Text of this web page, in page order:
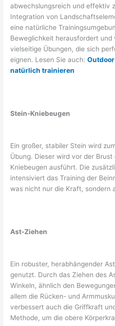
abwechslungsreich und effektiv
Integration von
eine natürliche
Beweglichkeit herausfordert
vielseitige Übungen, die sich
eignen. Lesen Sie auch:
natürlich trainieren
Stein-Kniebeugen
Ein großer, stabiler Stein wird
Übung. Dieser wird vor der
Kniebeugen ausführt. Die
intensiviert das Training der
was nicht nur die Kraft, sondern
Ast-Ziehen
Ein robuster, herabhängender
genutzt. Durch das Ziehen des
Winkeln, ähnlich den
allem die Rücken- und
verbessert auch die Griffkraft
Methode, um die obere